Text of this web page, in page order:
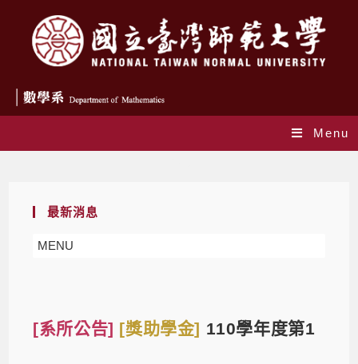
Menu
最新消息
MENU
[系所公告] [獎助學金] 110學年度第1